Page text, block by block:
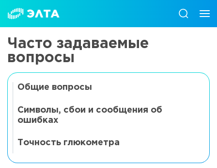
Часто задаваемые
вопросы
Общие вопросы
Символы, сбои и сообщения об
ошибках
Точность глюкометра